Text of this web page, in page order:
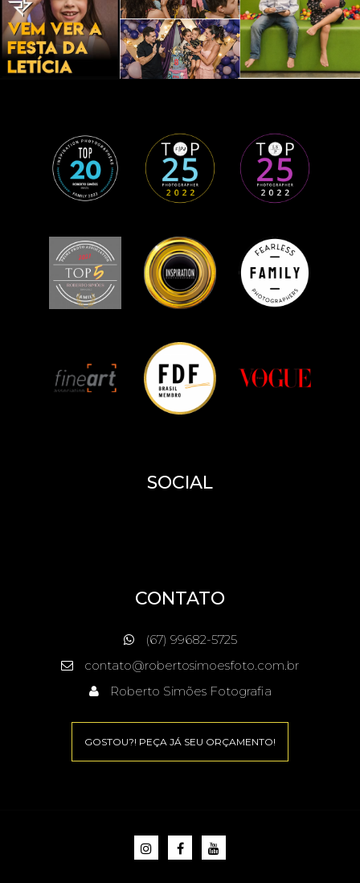
SOCIAL
CONTATO
(67) 99682-5725
contato@robertosimoesfoto.com.br
Roberto Simões Fotografia
GOSTOU?! PEÇA JÁ SEU ORÇAMENTO!